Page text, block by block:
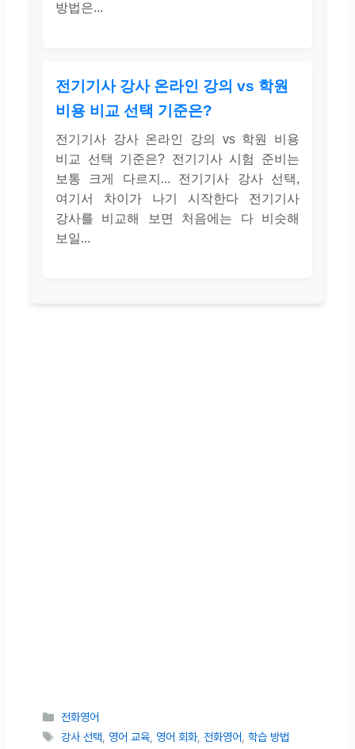
방법은...
전기기사 강사 온라인 강의 vs 학원
비용 비교 선택 기준은?
전기기사 강사 온라인 강의 vs 학원 비용
비교 선택 기준은? 전기기사 시험 준비는
보통 크게 다르지... 전기기사 강사 선택,
여기서 차이가 나기 시작한다 전기기사
강사를 비교해 보면 처음에는 다 비슷해
보일...
카테고리
전화영어
태그
강사 선택 영어 교육 영어 회화 ,전화영어 ,학습 방법